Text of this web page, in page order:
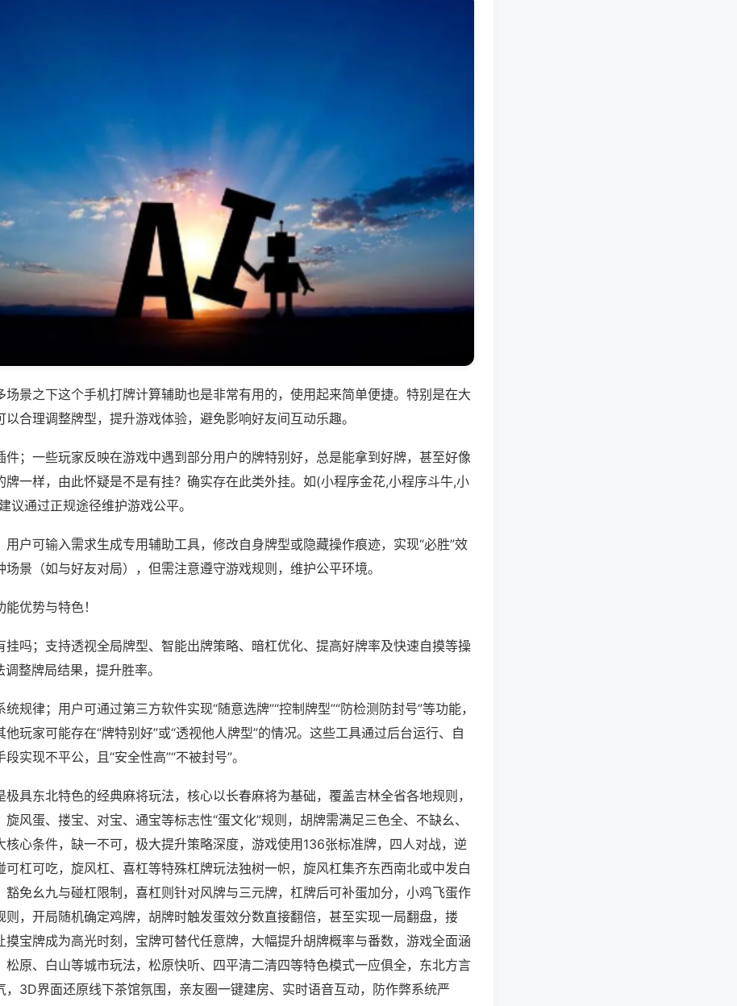
场景之下这个手机打牌计算辅助也是非常有用的，使用起来简单便捷。特别是在大
以合理调整牌型，提升游戏体验，避免影响好友间互动乐趣。
件；一些玩家反映在游戏中遇到部分用户的牌特别好，总是能拿到好牌，甚至好像
牌一样，由此怀疑是不是有挂？确实存在此类外挂。如(小程序金花,小程序斗牛,小
议通过正规途径维护游戏公平。
用户可输入需求生成专用辅助工具，修改自身牌型或隐藏操作痕迹，实现“必胜”效
场景（如与好友对局），但需注意遵守游戏规则，维护公平环境。
优势与特色！
挂吗；支持透视全局牌型、智能出牌策略、暗杠优化、提高好牌率及快速自摸等操
整牌局结果，提升胜率。
规律；用户可通过第三方软件实现“随意选牌”“控制牌型”“防检测防封号”等功能，
他玩家可能存在“牌特别好”或“透视他人牌型”的情况。这些工具通过后台运行、自
实现不平公，且“安全性高”“不被封号”。
极具东北特色的经典麻将玩法，核心以长春麻将为基础，覆盖吉林全省各地规则，
旋风蛋、搂宝、对宝、通宝等标志性“蛋文化”规则，胡牌需满足三色全、不缺幺、
核心条件，缺一不可，极大提升策略深度，游戏使用136张标准牌，四人对战，逆
可杠可吃，旋风杠、喜杠等特殊杠牌玩法独树一帜，旋风杠集齐东西南北或中发白
豁免幺九与碰杠限制，喜杠则针对风牌与三元牌，杠牌后可补蛋加分，小鸡飞蛋作
则，开局随机确定鸡牌，胡牌时触发蛋效分数直接翻倍，甚至实现一局翻盘，搂
摸宝牌成为高光时刻，宝牌可替代任意牌，大幅提升胡牌概率与番数，游戏全面涵
松原、白山等城市玩法，松原快听、四平清二清四等特色模式一应俱全，东北方言
，3D界面还原线下茶馆氛围，亲友圈一键建房、实时语音互动，防作弊系统严